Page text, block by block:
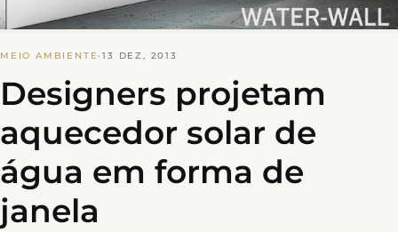
MEIO AMBIENTE·13 DEZ, 2013
Designers projetam
aquecedor solar de
água em forma de
janela